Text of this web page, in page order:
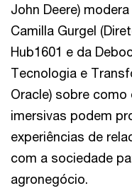
John Deere)
Camilla Gurgel
Hub1601 e da
Tecnologia e
Oracle) sobre
imersivas podem
experiências de
com a sociedade
agronegócio.